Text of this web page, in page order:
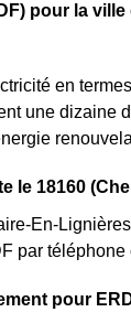
pour la
en
une dizaine
le 18160
En-
par téléphone
pour